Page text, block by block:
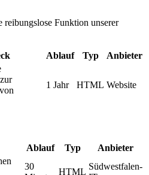
Funktion unserer
Ablauf Typ Anbieter
1 Jahr HTML Website
Ablauf Typ Anbieter
30
HTML
Südwestfalen-